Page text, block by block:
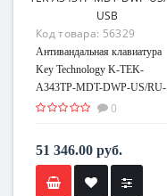
Код товара: 56329
Антивандальная клавиатура
Key Technology K-TEK-
A343TP-MDT-DWP-US/RU-
USB
0
51 346.00 руб.